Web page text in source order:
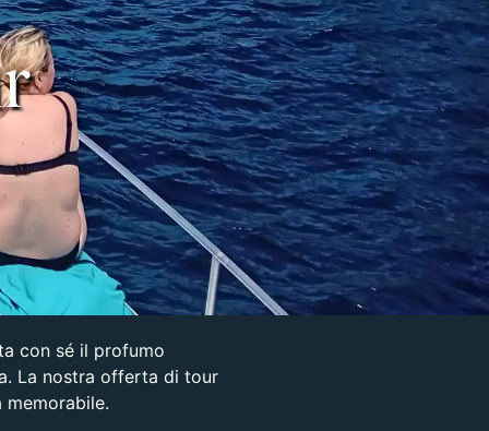
con sé il profumo
La nostra offerta di tour